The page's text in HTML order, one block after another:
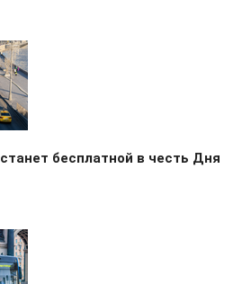
бесплатной в честь Дня